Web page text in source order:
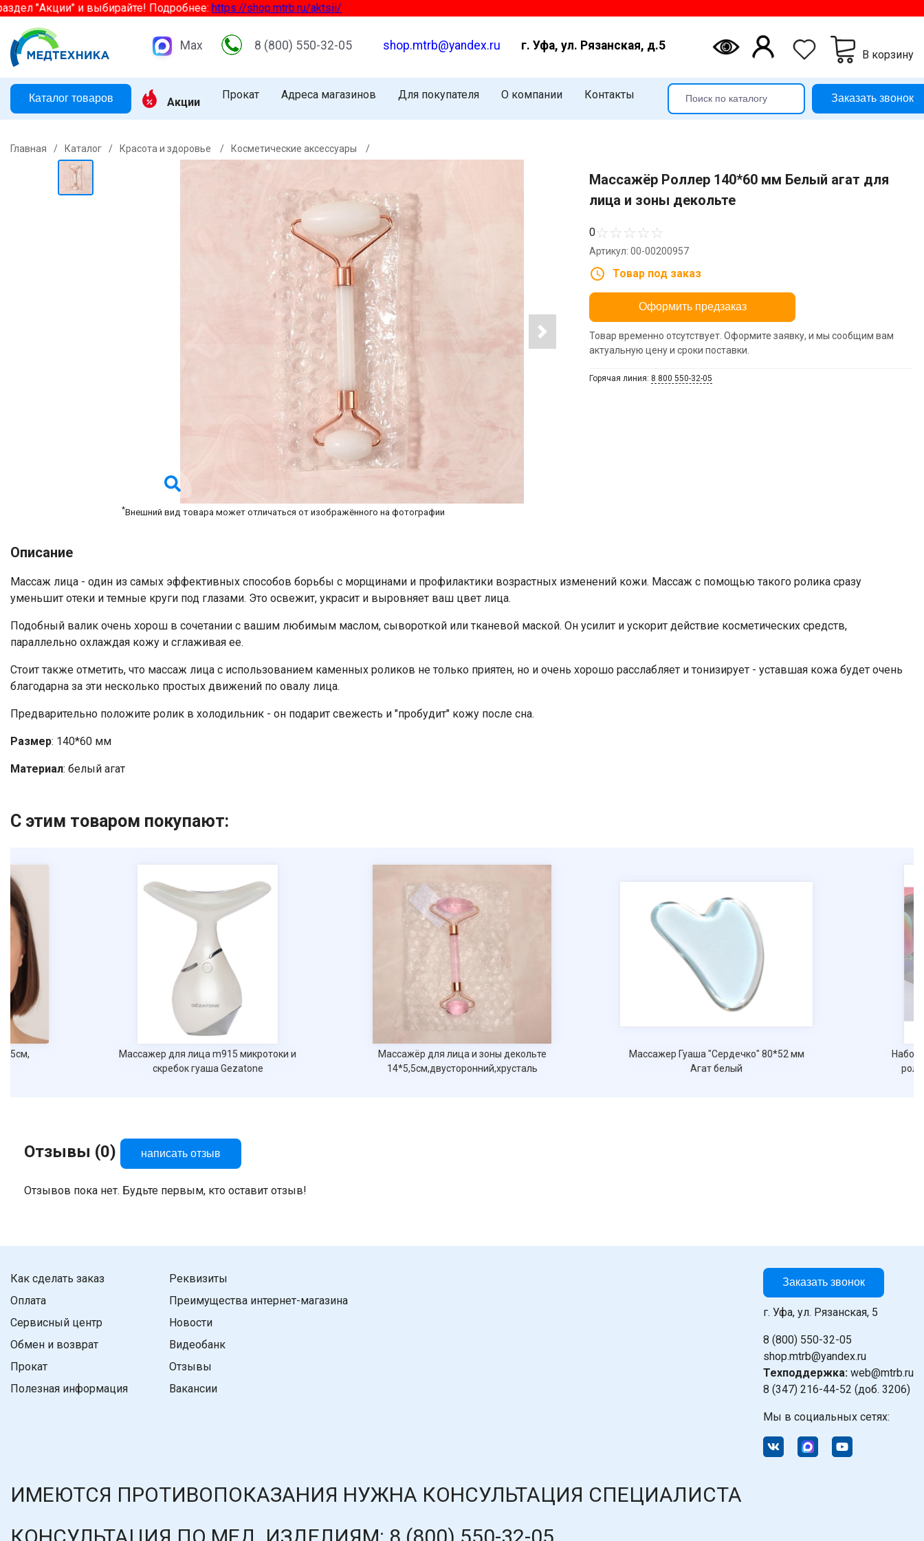
"Акции" и выбирайте! Подробнее:https://shop.mtrb.ru/aktsii/
Max 8 (800) 550-32-05 shop.mtrb@yandex.ru г. Уфа, ул. Рязанская, д.5
В корзину
Каталог товаров Акции
Прокат Адреса магазинов Для покупателя О компании Контакты Заказать звонок
Главная / Каталог / Красота и здоровье / Косметические аксессуары /
*Внешний вид товара может отличаться от изображённого на фотографии
Массажёр Роллер 140*60 мм Белый агат для
лица и зоны декольте
0☆☆☆☆☆
Артикул: 00-00200957
Товар под заказ
Оформить предзаказ
Товар временно отсутствует. Оформите заявку, и мы сообщим вам
актуальную цену и сроки поставки.
Горячая линия: 8 800 550-32-05
Описание
​Массаж лица - один из самых эффективных способов борьбы с морщинами и профилактики возрастных изменений кожи. Массаж с помощью такого ролика сразу
уменьшит отеки и темные круги под глазами. Это освежит, украсит и выровняет ваш цвет лица.
Подобный валик очень хорош в сочетании с вашим любимым маслом, сывороткой или тканевой маской. Он усилит и ускорит действие косметических средств,
параллельно охлаждая кожу и сглаживая ее.
Стоит также отметить, что массаж лица с использованием каменных роликов не только приятен, но и очень хорошо расслабляет и тонизирует - уставшая кожа будет очень
благодарна за эти несколько простых движений по овалу лица.
Предварительно положите ролик в холодильник - он подарит свежесть и "пробудит" кожу после сна.
Размер: 140*60 мм
Материал: белый агат
С этим товаром покупают:
Массажер для лица m915 микротоки и
скребок гуаша Gezatone
Массажёр для лица и зоны декольте
14*5,5см,двусторонний,хрусталь
Массажер Гуаша "Сердечко" 80*52 мм
Агат белый
Набор
Отзывы (0) написать отзыв
Отзывов пока нет. Будьте первым, кто оставит отзыв!
Как сделать заказ
Оплата
Сервисный центр
Обмен и возврат
Прокат
Полезная информация
Реквизиты
Преимущества интернет-магазина
Новости
Видеобанк
Отзывы
Вакансии
Заказать звонок
г. Уфа, ул. Рязанская, 5
8 (800) 550-32-05
shop.mtrb@yandex.ru
Техподдержка: web@mtrb.ru
8 (347) 216-44-52 (доб. 3206)
Мы в социальных сетях:
ИМЕЮТСЯ ПРОТИВОПОКАЗАНИЯ НУЖНА КОНСУЛЬТАЦИЯ СПЕЦИАЛИСТА
Нажимая на кнопку "Отправить" вы
соглашаетесь на обработку
персональных данных